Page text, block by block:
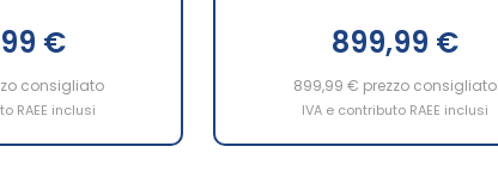
€
consigliato
RAEE inclusi
899,99 €
899,99 € prezzo consigliato
IVA e contributo RAEE inclusi